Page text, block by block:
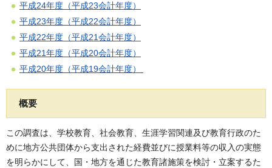
平成24年度（平成23会計年度）
平成23年度（平成22会計年度）
平成22年度（平成21会計年度）
平成21年度（平成20会計年度）
平成20年度（平成19会計年度）
概要
この調査は、学校教育、社会教育、生涯学習関連及び教育行政のた
めに地方公共団体から支出された経費並びに授業料等の収入の実態
を明らかにして、国・地方を通じた教育諸施策を検討・立案するた